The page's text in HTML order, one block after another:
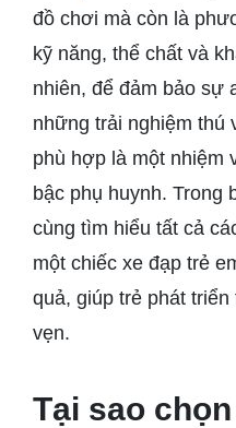
đồ chơi mà còn là
kỹ năng, thể chất và
nhiên, để đảm bảo sự
những trải nghiệm thú
phù hợp là một nhiệm
bậc phụ huynh. Trong
cùng tìm hiểu tất cả
một chiếc xe đạp trẻ
quả, giúp trẻ phát
vẹn.
Tại sao